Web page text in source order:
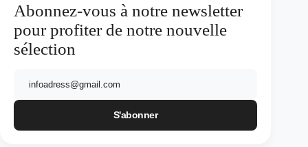
Abonnez-vous à notre newsletter
pour profiter de notre nouvelle
sélection
mail